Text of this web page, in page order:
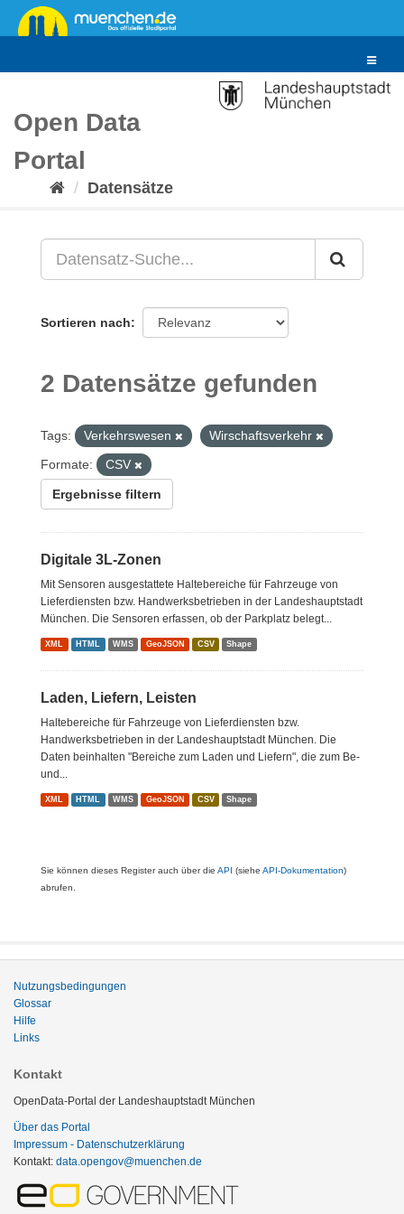
Überspringen
zum
Toggle
Open Data
Portal
Datensätze
Sortieren nach
2 Datensätze gefunden
Tags: Verkehrswesen
Wirschaftsverkehr
Formate:
CSV
Ergebnisse filtern
Digitale 3L-Zonen
Mit Sensoren ausgestattete Haltebereiche für Fahrzeuge von
Lieferdiensten bzw. Handwerksbetrieben in der Landeshauptstadt
München. Die Sensoren erfassen, ob der Parkplatz belegt...
XML HTML WMS GeoJSON CSV Shape
Laden, Liefern, Leisten
Haltebereiche für Fahrzeuge von Lieferdiensten bzw.
Handwerksbetrieben in der Landeshauptstadt München. Die
Daten beinhalten "Bereiche zum Laden und Liefern", die zum Be-
und...
XML HTML WMS GeoJSON CSV Shape
Sie können dieses Register auch über die API (siehe API-Dokumentation)
abrufen.
Nutzungsbedingungen
Glossar
Hilfe
Links
Kontakt
OpenData-Portal der Landeshauptstadt München
Über das Portal
Impressum - Datenschutzerklärung
Kontakt: data.opengov@muenchen.de